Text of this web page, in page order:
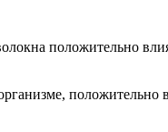
положительно
положительно